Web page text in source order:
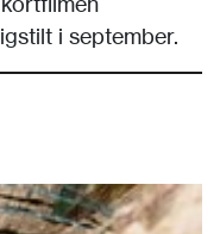
i september.